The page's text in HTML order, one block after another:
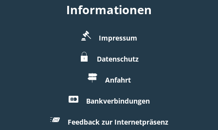
Informationen
Impressum
Datenschutz
Anfahrt
Bankverbindungen
Feedback zur Internetpräsenz